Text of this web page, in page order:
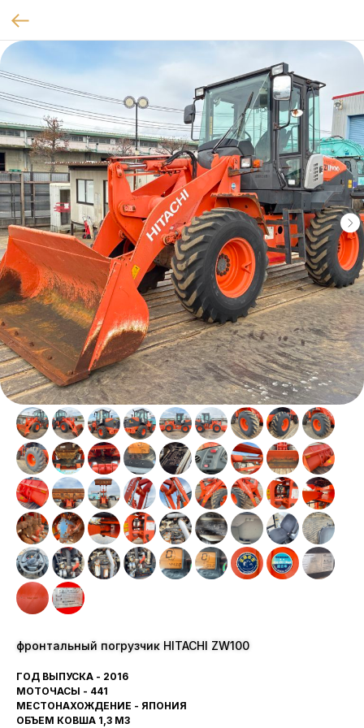
фронтальный погрузчик HITACHI ZW100
ГОД ВЫПУСКА - 2016
МОТОЧАСЫ - 441
МЕСТОНАХОЖДЕНИЕ - ЯПОНИЯ
ОБЪЕМ КОВША 1,3 М3